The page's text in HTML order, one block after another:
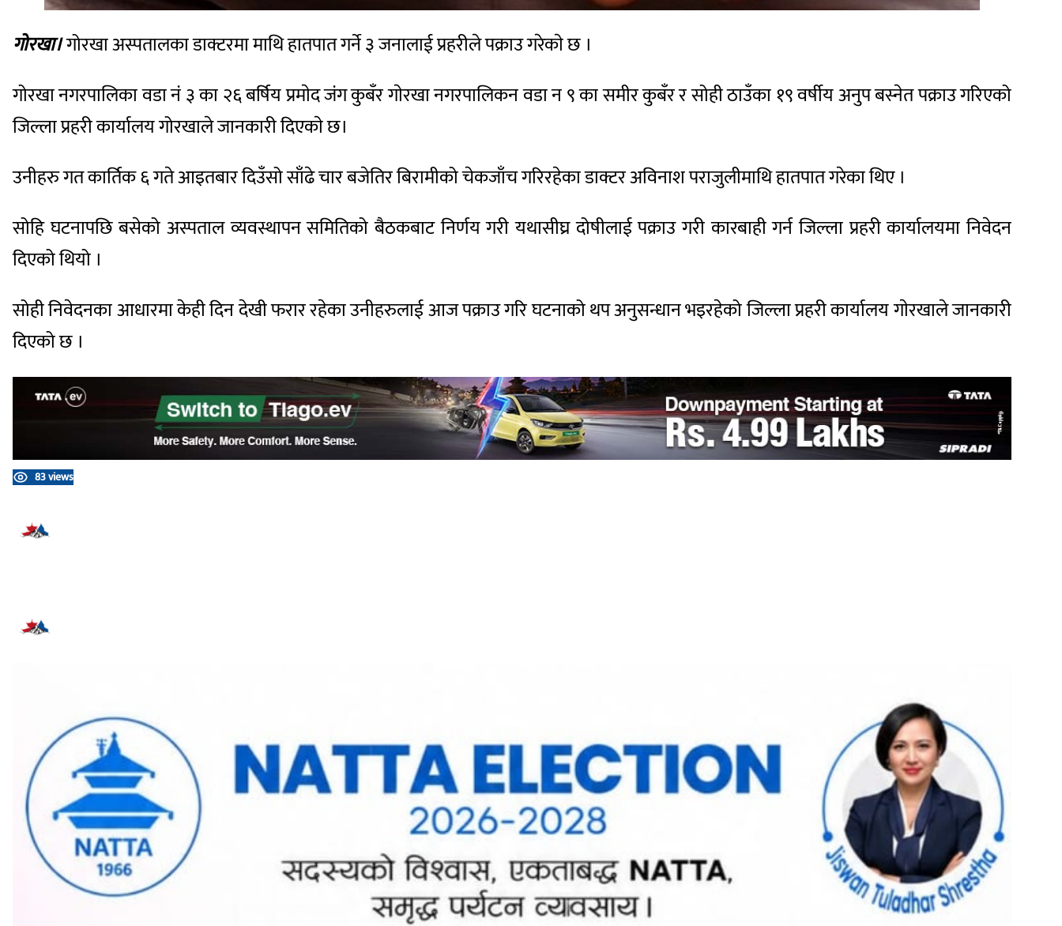
गोरखा।गोरखा अस्पतालका डाक्टरमा माथि हातपात गर्ने ३ जनालाई प्रहरीले पक्राउ गरेकाे छ ।
गोरखा नगरपालिका वडा नं ३ का २६ बर्षिय प्रमाेद जंग कुबँर गाेरखा नगरपालिकन वडा न ९ का समीर कुबँर र सोही ठाउँका १९ वर्षीय अनुप बस्नेत पक्राउ गरिएको
जिल्ला प्रहरी कार्यालय गोरखाले जानकारी दिएकाे छ।
उनीहरु गत कार्तिक ६ गते आइतबार दिउँसो साँढे चार बजेतिर बिरामीको चेकजाँच गरिरहेका डाक्टर अविनाश पराजुलीमाथि हातपात गरेका थिए ।
सोहि घटनापछि बसेको अस्पताल व्यवस्थापन समितिको बैठकबाट निर्णय गरी यथासीघ्र दोषीलाई पक्राउ गरी कारबाही गर्न जिल्ला प्रहरी कार्यालयमा निवेदन
दिएको थियो ।
सोही निवेदनका आधारमा केही दिन देखी फरार रहेका उनीहरुलाई आज पक्राउ गरि घटनाको थप अनुसन्धान भइरहेको जिल्ला प्रहरी कार्यालय गाेरखाले जानकारी
दिएको छ ।
83 views